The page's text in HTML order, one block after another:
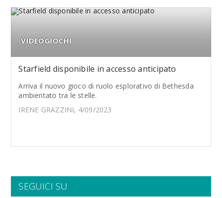
VIDEOGIOCHI
Starfield disponibile in accesso anticipato
Arriva il nuovo gioco di ruolo esplorativo di Bethesda
ambientato tra le stelle.
IRENE GRAZZINI, 4/09/2023
SEGUICI SU